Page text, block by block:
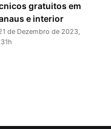
gratuitos em
e interior
de Dezembro de 2023,